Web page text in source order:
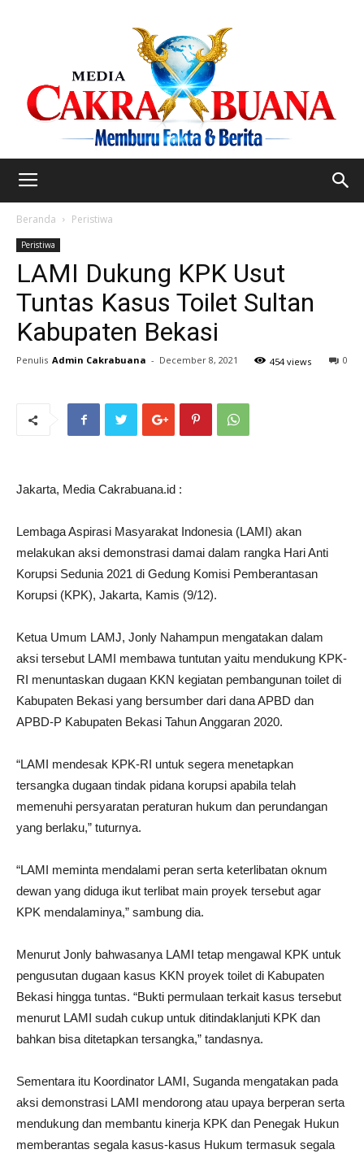
Beranda Peristiwa
Peristiwa
LAMI Dukung KPK Usut
Tuntas Kasus Toilet Sultan
Kabupaten Bekasi
Penulis Admin Cakrabuana - December 8, 2021 0
454 views
Jakarta, Media Cakrabuana.id :
Lembaga Aspirasi Masyarakat Indonesia (LAMI) akan
melakukan aksi demonstrasi damai dalam rangka Hari Anti
Korupsi Sedunia 2021 di Gedung Komisi Pemberantasan
Korupsi (KPK), Jakarta, Kamis (9/12).
Ketua Umum LAMJ, Jonly Nahampun mengatakan dalam
aksi tersebut LAMI membawa tuntutan yaitu mendukung KPK-
RI menuntaskan dugaan KKN kegiatan pembangunan toilet di
Kabupaten Bekasi yang bersumber dari dana APBD dan
APBD-P Kabupaten Bekasi Tahun Anggaran 2020.
“LAMI mendesak KPK-RI untuk segera menetapkan
tersangka dugaan tindak pidana korupsi apabila telah
memenuhi persyaratan peraturan hukum dan perundangan
yang berlaku,” tuturnya.
“LAMI meminta mendalami peran serta keterlibatan oknum
dewan yang diduga ikut terlibat main proyek tersebut agar
KPK mendalaminya,” sambung dia.
Menurut Jonly bahwasanya LAMI tetap mengawal KPK untuk
pengusutan dugaan kasus KKN proyek toilet di Kabupaten
Bekasi hingga tuntas. “Bukti permulaan terkait kasus tersebut
menurut LAMI sudah cukup untuk ditindaklanjuti KPK dan
bahkan bisa ditetapkan tersangka,” tandasnya.
Sementara itu Koordinator LAMI, Suganda mengatakan pada
aksi demonstrasi LAMI mendorong atau upaya berperan serta
mendukung dan membantu kinerja KPK dan Penegak Hukun
memberantas segala kasus-kasus Hukum termasuk segala